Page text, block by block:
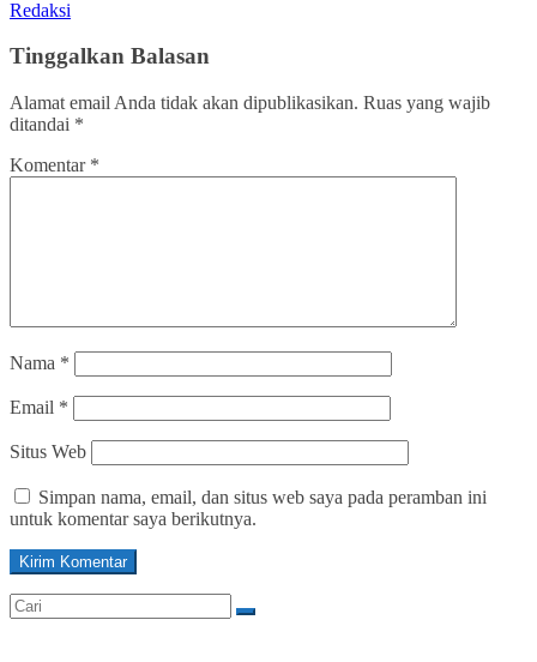
Redaksi
Tinggalkan Balasan
Alamat email Anda tidak akan dipublikasikan. Ruas yang wajib
ditandai *
Komentar *
Nama *
Email *
Situs Web
Simpan nama, email, dan situs web saya pada peramban ini
untuk komentar saya berikutnya.